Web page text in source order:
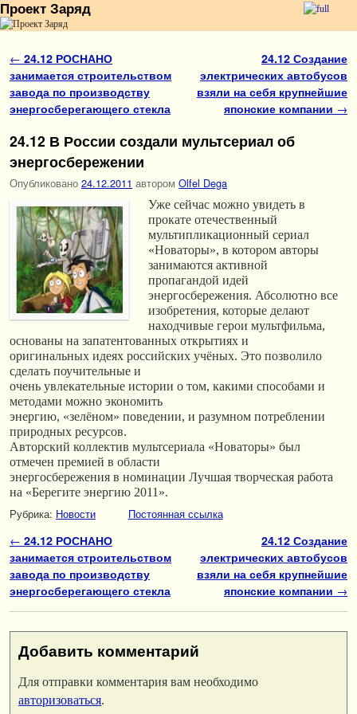
Проект Заряд
Навигация по записям
← 24.12 РОСНАНО
занимается строительством
завода по производству
энергосберегающего стекла
24.12 Создание
электрических автобусов
взяли на себя крупнейшие
японские компании →
24.12 В России создали мультсериал об
энергосбережении
Опубликовано 24.12.2011 автором Olfel Dega
Уже сейчас можно увидеть в
прокате отечественный
мультипликационный сериал
«Новаторы», в котором авторы
занимаются активной
пропагандой идей
энергосбережения. Абсолютно все
изобретения, которые делают
находчивые герои мультфильма,
основаны на запатентованных открытиях и
оригинальных идеях российских учёных. Это позволило
сделать поучительные и
очень увлекательные истории о том, какими способами и
методами можно экономить
энергию, «зелёном» поведении, и разумном потреблении
природных ресурсов.
Авторский коллектив мультсериала «Новаторы» был
отмечен премией в области
энергосбережения в номинации Лучшая творческая работа
на «Берегите энергию 2011».
Рубрика: Новости Постоянная ссылка
Навигация по записям
← 24.12 РОСНАНО
занимается строительством
завода по производству
энергосберегающего стекла
24.12 Создание
электрических автобусов
взяли на себя крупнейшие
японские компании →
Добавить комментарий
Для отправки комментария вам необходимо
авторизоваться.